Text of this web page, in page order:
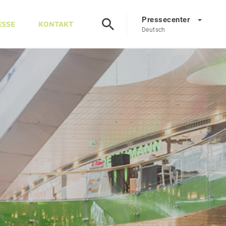
KONTAKT Pressecenter
Deutsch
EN